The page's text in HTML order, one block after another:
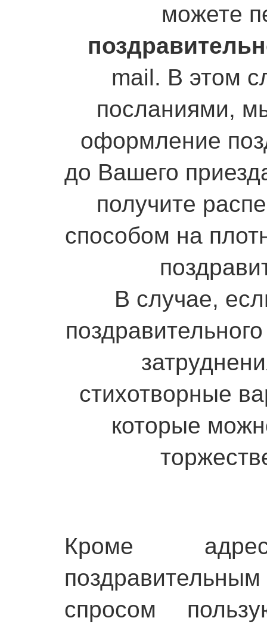
можете
mail. В этом
посланиями,
оформление
до Вашего
получите
способом на
В случае,
стихотворные
которые
Кроме
спросом